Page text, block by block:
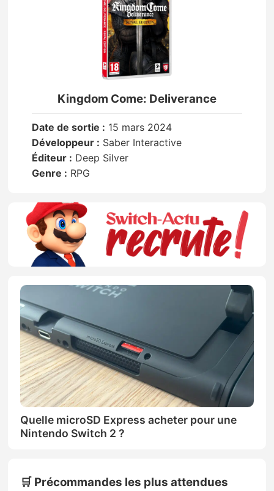
Kingdom Come: Deliverance
Date de sortie : 15 mars 2024
Développeur : Saber Interactive
Éditeur : Deep Silver
Genre : RPG
Quelle microSD Express acheter pour une
Nintendo Switch 2 ?
🛒 Précommandes les plus attendues